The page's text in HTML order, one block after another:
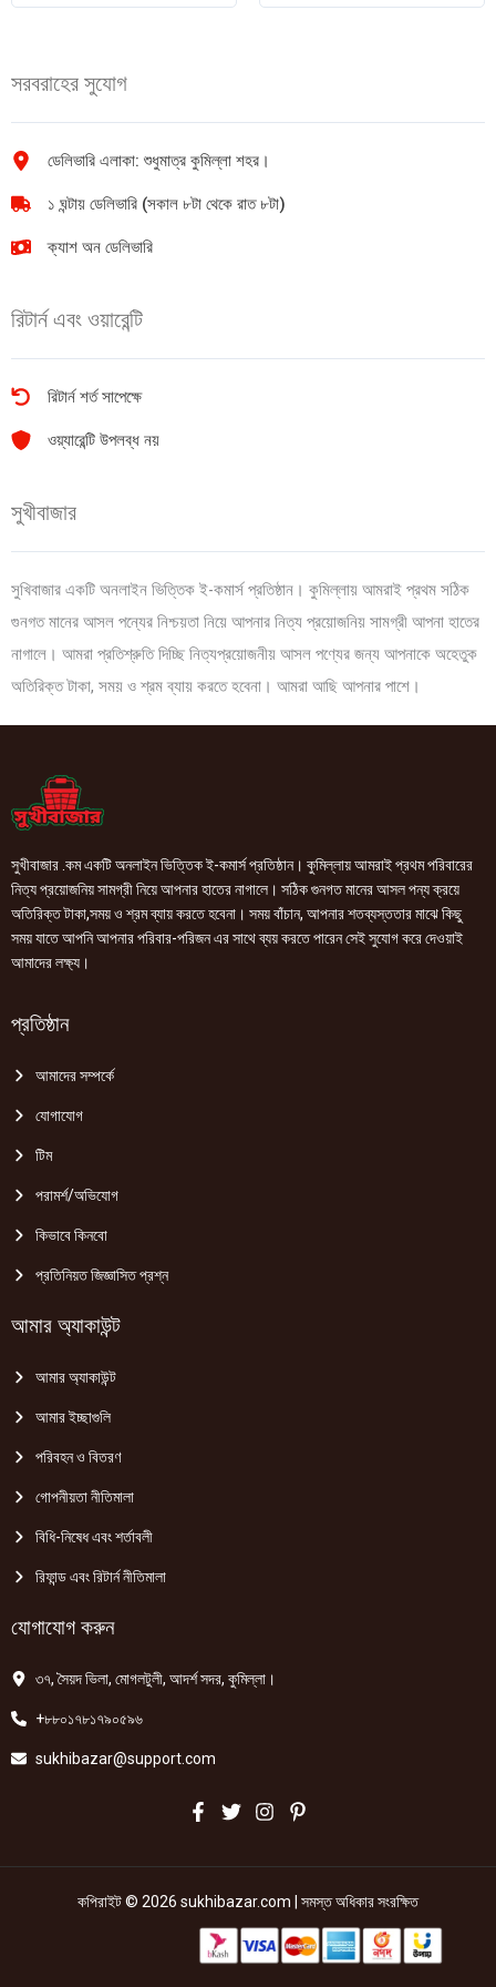
(Check
quantity
মার্কার
সরবরাহের সুযোগ
ডেলিভারি এলাকা: শুধুমাত্র কুমিল্লা শহর।
১ ঘন্টায় ডেলিভারি (সকাল ৮টা থেকে রাত ৮টা)
ক্যাশ অন ডেলিভারি
রিটার্ন এবং ওয়ারেন্টি
রিটার্ন শর্ত সাপেক্ষে
ওয়্যারেন্টি উপলব্ধ নয়
সুখীবাজার
সুখিবাজার একটি অনলাইন ভিত্তিক ই-কমার্স প্রতিষ্ঠান। কুমিল্লায় আমরাই প্রথম সঠিক
গুনগত মানের আসল পন্যের নিশ্চয়তা নিয়ে আপনার নিত্য প্রয়োজনিয় সামগ্রী আপনা হাতের
নাগালে। আমরা প্রতিশ্রুতি দিচ্ছি নিত্যপ্রয়োজনীয় আসল পণ্যের জন্য আপনাকে অহেতুক
অতিরিক্ত টাকা, সময় ও শ্রম ব্যায় করতে হবেনা। আমরা আছি আপনার পাশে।
সুখীবাজার .কম একটি অনলাইন ভিত্তিক ই-কমার্স প্রতিষ্ঠান। কুমিল্লায় আমরাই প্রথম পরিবারের
নিত্য প্রয়োজনিয় সামগ্রী নিয়ে আপনার হাতের নাগালে। সঠিক গুনগত মানের আসল পন্য ক্রয়ে
অতিরিক্ত টাকা,সময় ও শ্রম ব্যায় করতে হবেনা। সময় বাঁচান, আপনার শতব্যস্ততার মাঝে কিছু
সময় যাতে আপনি আপনার পরিবার-পরিজন এর সাথে ব্যয় করতে পারেন সেই সুযোগ করে দেওয়াই
আমাদের লক্ষ্য।
প্রতিষ্ঠান
আমাদের সম্পর্কে
যোগাযোগ
টিম
পরামর্শ/অভিযোগ
কিভাবে কিনবো
প্রতিনিয়ত জিজ্ঞাসিত প্রশ্ন
আমার অ্যাকাউন্ট
আমার অ্যাকাউন্ট
আমার ইচ্ছাগুলি
পরিবহন ও বিতরণ
গোপনীয়তা নীতিমালা
বিধি-নিষেধ এবং শর্তাবলী
রিফান্ড এবং রিটার্ন নীতিমালা
যোগাযোগ করুন
৩৭, সৈয়দ ভিলা, মোগলটুলী, আদর্শ সদর, কুমিল্লা।
+৮৮০১৭৮১৭৯০৫৯৬
sukhibazar@support.com
কপিরাইট © 2026 sukhibazar.com | সমস্ত অধিকার সংরক্ষিত